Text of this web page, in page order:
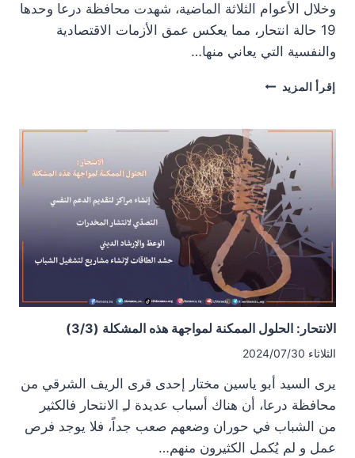
وخلال الأعوام الثلاثة الماضية، شهدت محافظة درعا وحدها
19 حالة انتحار، مما يعكس عمق الأزمات الاقتصادية
والنفسية التي يعاني منها…
إقرأ المزيد 19
خلال
الثلاثة
أعوام
الأخيرة
في
درعا
الانتحار: الحلول الممكنة لمواجهة هذه المشكلة (3/3)
الثلاثاء 2024/07/30
يرى السيد أبو ياسين مختار إحدى قرى الريف الشرقي من
محافظة درعا، أن هناك أسباب عديدة لـِ الانتحار فالكثير
من الشباب في حوران وضعهم صعب جداً، فلا يوجد فرص
عمل و لم يُكمل الكثيرون منهم…